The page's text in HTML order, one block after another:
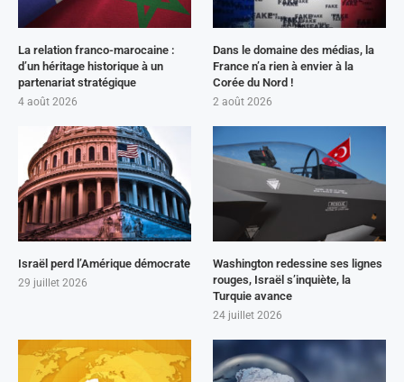
La relation franco-marocaine :
d’un héritage historique à un
partenariat stratégique
4 août 2026
Dans le domaine des médias, la
France n’a rien à envier à la
Corée du Nord !
2 août 2026
Israël perd l’Amérique démocrate
29 juillet 2026
Washington redessine ses lignes
rouges, Israël s’inquiète, la
Turquie avance
24 juillet 2026